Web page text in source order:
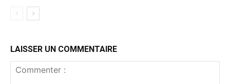
LAISSER UN COMMENTAIRE